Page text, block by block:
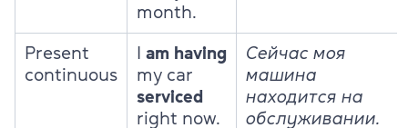
month.
Present
continuous
am having
my car
serviced
right now.
Сейчас моя
машина
находится на
обслуживании.